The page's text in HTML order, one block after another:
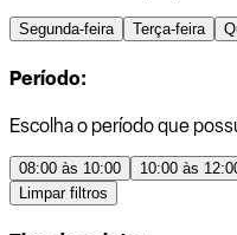
Segunda-feira Terça-feira
Período:
Escolha o período que
08:00 às 10:00 10:00 às
Limpar filtros